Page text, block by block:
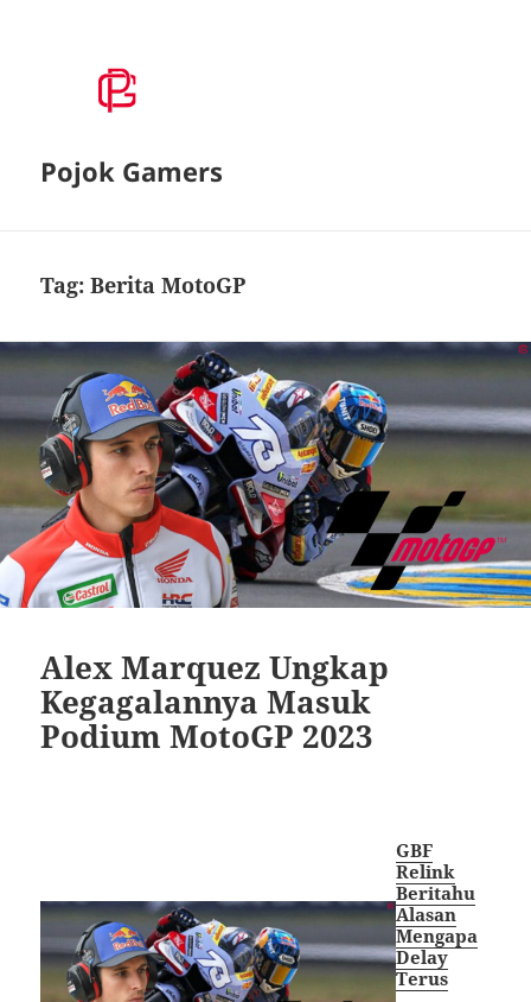
Pojok Gamers
Tag:Berita MotoGP
Alex Marquez Ungkap
Kegagalannya Masuk
Podium MotoGP 2023
GBF
Relink
Beritahu
Alasan
Mengapa
Delay
Terus